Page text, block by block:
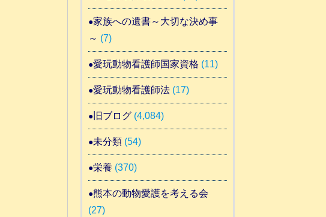
家族への遺書～大切な決め事
～ (7)
愛玩動物看護師国家資格 (11)
愛玩動物看護師法(17)
旧ブログ(4,084)
未分類(54)
栄養 (370)
熊本の動物愛護を考える会
(27)